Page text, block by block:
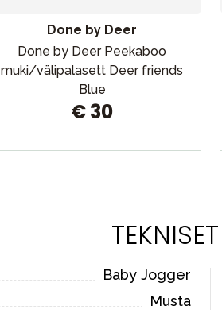
Done by Deer
Done by Deer Peekaboo
muki/välipalasett Deer friends
Blue
€ 30
Baby Jogger
Musta